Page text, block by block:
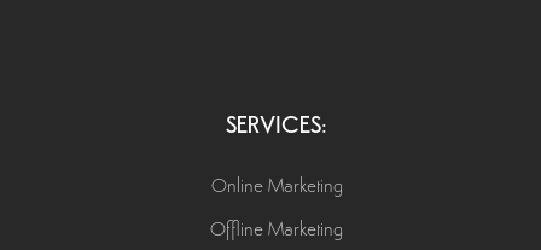
SERVICES:
Online Marketing
Offline Marketing